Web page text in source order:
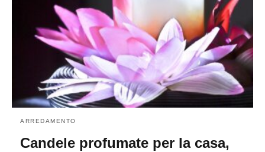
ARREDAMENTO
Candele profumate per la casa,